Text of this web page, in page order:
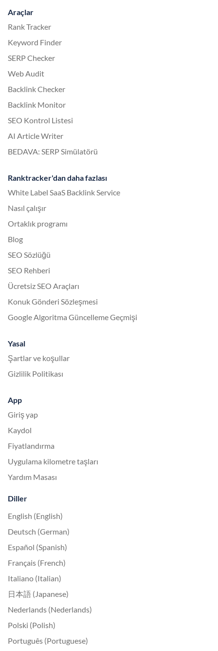
Araçlar
Rank Tracker
Keyword Finder
SERP Checker
Web Audit
Backlink Checker
Backlink Monitor
SEO Kontrol Listesi
AI Article Writer
BEDAVA: SERP Simülatörü
Ranktracker'dan daha fazlası
White Label SaaS Backlink Service
Nasıl çalışır
Ortaklık programı
Blog
SEO Sözlüğü
SEO Rehberi
Ücretsiz SEO Araçları
Konuk Gönderi Sözleşmesi
Google Algoritma Güncelleme Geçmişi
Yasal
Şartlar ve koşullar
Gizlilik Politikası
App
Giriş yap
Kaydol
Fiyatlandırma
Uygulama kilometre taşları
Yardım Masası
Diller
English (English)
Deutsch (German)
Español (Spanish)
Français (French)
Italiano (Italian)
日本語 (Japanese)
Nederlands (Nederlands)
Polski (Polish)
Português (Portuguese)